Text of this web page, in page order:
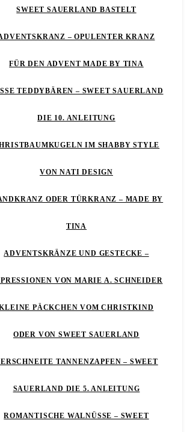
SWEET SAUERLAND BASTELT
– OPULENTER KRANZ
FÜR DEN ADVENT MADE BY TINA
TEDDYBÄREN – SWEET SAUERLAND D
IE 10. ANLEITUNG
IM SHABBY STYLE
VON NATI DESIGN
ODER TÜRKRANZ – MADE BY
TINA
ADVENTSKRÄNZE UND GESTECKE –
VON MARIE A. SCHNEIDER
PÄCKCHEN VOM CHRISTKIND
ODER VON SWEET SAUERLAND
TANNENZAPFEN – SWEET
SAUERLAND DIE 5. ANLEITUNG
ROMANTISCHE WALNÜSSE – SWEET